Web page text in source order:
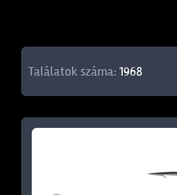
Találatok száma:1968